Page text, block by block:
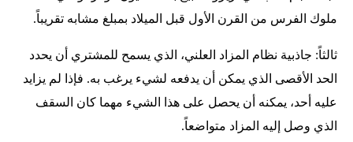
ملوك الفرس من القرن الأول قبل الميلاد بمبلغ مشابه تقريباً.
ثالثاً: جاذبية نظام المزاد العلني، الذي يسمح للمشتري أن يحدد
الحد الأقصى الذي يمكن أن يدفعه لشيء يرغب به. فإذا لم يزايد
عليه أحد، يمكنه أن يحصل على هذا الشيء مهما كان السقف
الذي وصل إليه المزاد متواضعاً.